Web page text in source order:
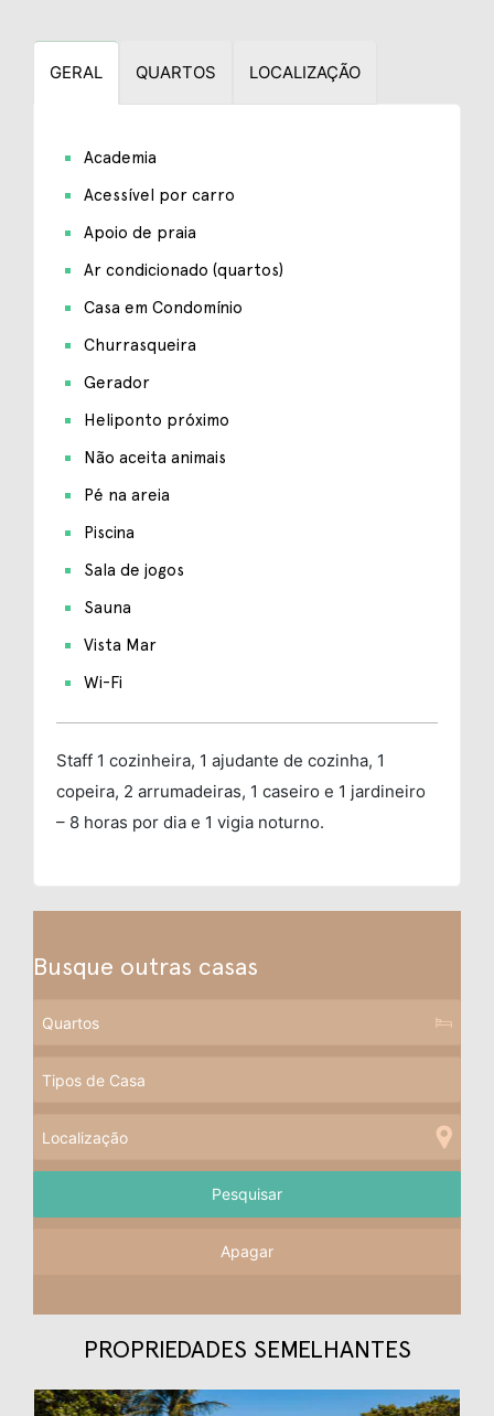
GERAL QUARTOS LOCALIZAÇÃO
Academia
Acessível por carro
Apoio de praia
Ar condicionado (quartos)
Casa em Condomínio
Churrasqueira
Gerador
Heliponto próximo
Não aceita animais
Pé na areia
Piscina
Sala de jogos
Sauna
Vista Mar
Wi-Fi
Staff 1 cozinheira, 1 ajudante de cozinha, 1
copeira, 2 arrumadeiras, 1 caseiro e 1 jardineiro
– 8 horas por dia e 1 vigia noturno.
Busque outras casas
Apagar
PROPRIEDADES SEMELHANTES